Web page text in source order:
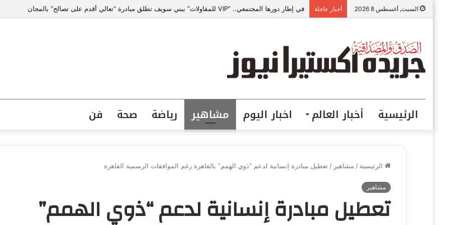
السبت, أغسطس 8 2026 أخبار عاجلة القيادة الأخلاقية والإدارية… حجر الأساس لبناء جامعات المستقبل
الرئيسية أخبار العالم اخبار اليوم مشاهير رياضة صحة فن
الرئيسية / مشاهير / تعطيل مبادرة إنسانية لدعم “ذوي الهمم” بالقاهرة رغم الموافقات الرسمية القاهرة
مشاهير
تعطيل مبادرة إنسانية لدعم “ذوي الهمم”